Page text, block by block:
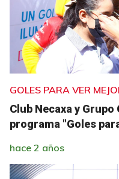
GOLES PARA VER
Club Necaxa y
programa "Goles
hace 2 años